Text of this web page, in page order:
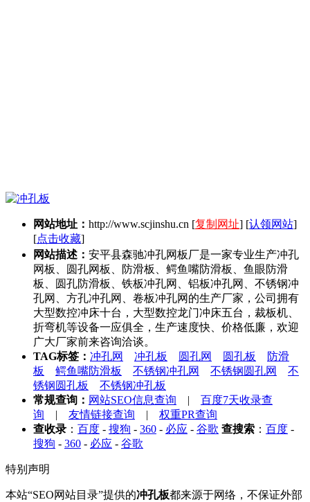
网站地址： http://www.scjinshu.cn [复制网址] [认领网站]
[点击收藏]
网站描述： 安平县森驰冲孔网板厂是一家专业生产冲孔
网板、圆孔网板、防滑板、鳄鱼嘴防滑板、鱼眼防滑
板、圆孔防滑板、铁板冲孔网、铝板冲孔网、不锈钢冲
孔网、方孔冲孔网、卷板冲孔网的生产厂家，公司拥有
大型数控冲床十台，大型数控龙门冲床五台，裁板机、
折弯机等设备一应俱全，生产速度快、价格低廉，欢迎
广大厂家前来咨询洽谈。
TAG标签： 冲孔网 冲孔板 圆孔网 圆孔板
防滑
板
鳄鱼嘴防滑板 不锈钢冲孔网 不锈钢圆孔网
不
锈钢圆孔板
不锈钢冲孔板
常规查询： 网站SEO信息查询 | 百度7天收录查
询 | 友情链接查询 | 权重PR查询
查收录 ： 百度 - 搜狗 - 360 - 必应 - 谷歌 查搜索 ： 百度 -
搜狗 - 360 - 必应 - 谷歌
特别声明
本站“SEO网站目录”提供的冲孔板都来源于网络，不保证外部